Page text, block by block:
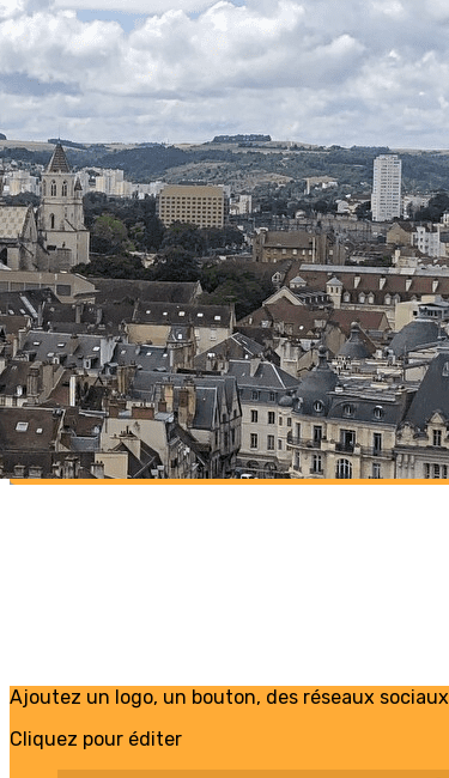
Exporter les lignes sélectionnées
Exporter toutes les colonnes
Exporter uniquement les colonnes affichées
Menu
?>
Images de la page d'accueil
Cliquez pour éditer
Ajoutez un logo, un bouton, des réseaux sociaux
Cliquez pour éditer